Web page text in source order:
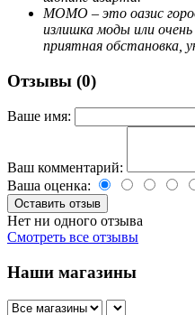
МОМО – это оазис
излишка моды или очень
приятная обстановка,
Отзывы (0)
Ваше имя:
Ваш комментарий:
Ваша оценка:
Нет ни одного отзыва
Смотреть все отзывы
Наши магазины